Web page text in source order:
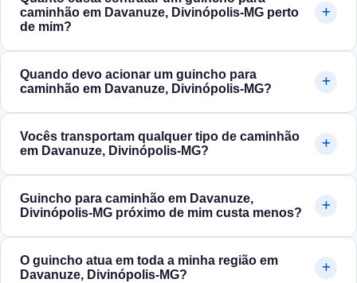
caminhão em Davanuze, Divinópolis‑MG perto
de mim?
Quando devo acionar um guincho para
caminhão em Davanuze, Divinópolis‑MG?
Vocês transportam qualquer tipo de caminhão
em Davanuze, Divinópolis‑MG?
Guincho para caminhão em Davanuze,
Divinópolis‑MG próximo de mim custa menos?
O guincho atua em toda a minha região em
Davanuze, Divinópolis‑MG?